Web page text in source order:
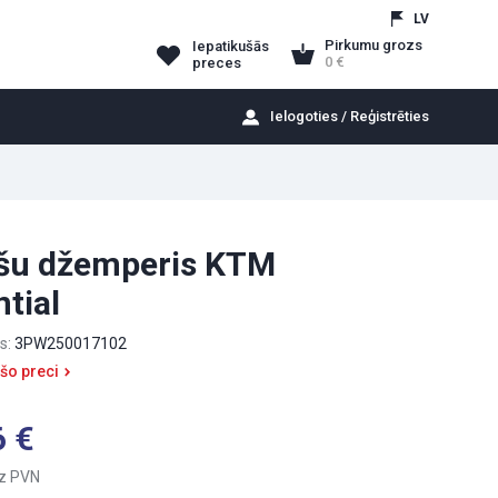
LV
Iepatikušās
preces
Pirkumu grozs
0
Ielogoties / Reģistrēties
džemperis KTM
3PW250017102
preci
PVN